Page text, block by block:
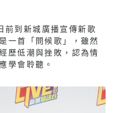
前到新城廣播宣傳新歌
一首「問候歌」，雖然
歷低潮與挫敗，認為情
學會聆聽。